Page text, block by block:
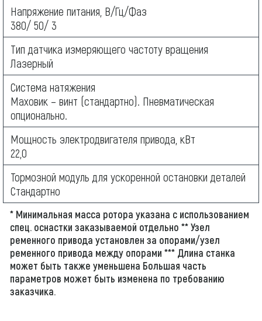
Напряжение питания, В/Гц/Фаз
380/ 50/ 3
Тип датчика измеряющего частоту вращения
Лазерный
Система натяжения
Маховик – винт (стандартно). Пневматическая
опционально.
Мощность электродвигателя привода, кВт
22,0
Тормозной модуль для ускоренной остановки деталей
Стандартно
* Минимальная масса ротора указана с использованием
спец. оснастки заказываемой отдельно ** Узел
ременного привода установлен за опорами/узел
ременного привода между опорами *** Длина станка
может быть также уменьшена Большая часть
параметров может быть изменена по требованию
заказчика.